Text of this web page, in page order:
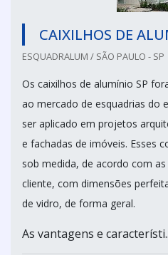
CAIXILHOS DE
ESQUADRALUM / SÃO PAULO - SP
Os caixilhos de alumínio SP
ao mercado de esquadrias do
ser aplicado em projetos
e fachadas de imóveis. Esses
sob medida, de acordo com
cliente, com dimensões
de vidro, de forma geral.
As vantagens e